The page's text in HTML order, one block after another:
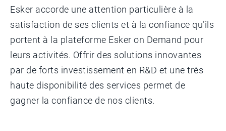
Esker accorde une attention particulière à la
satisfaction de ses clients et à la confiance qu’ils
portent à la plateforme Esker on Demand pour
leurs activités. Offrir des solutions innovantes
par de forts investissement en R&D et une très
haute disponibilité des services permet de
gagner la confiance de nos clients.